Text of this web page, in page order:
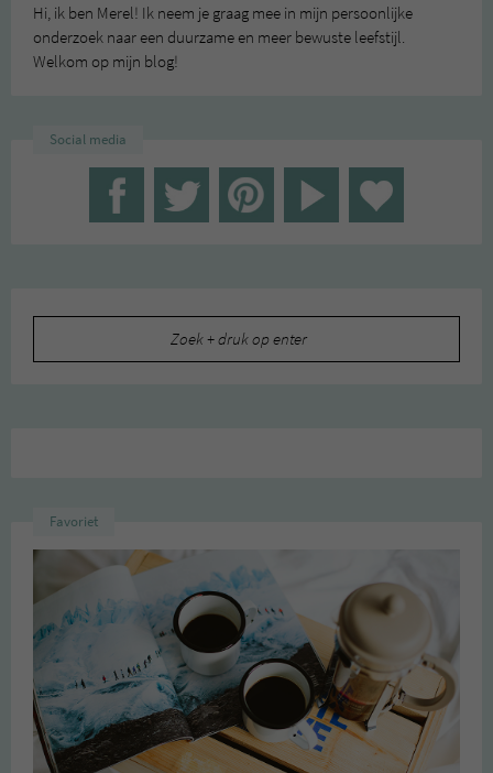
Hi, ik ben Merel! Ik neem je graag mee in mijn persoonlijke
onderzoek naar een duurzame en meer bewuste leefstijl.
Welkom op mijn blog!
Social media
Favoriet